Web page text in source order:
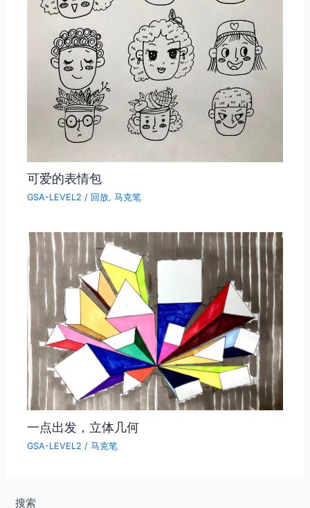
可爱的表情包
GSA-LEVEL2 / 回放,马克笔
一点出发，立体几何
GSA-LEVEL2 /马克笔
搜索